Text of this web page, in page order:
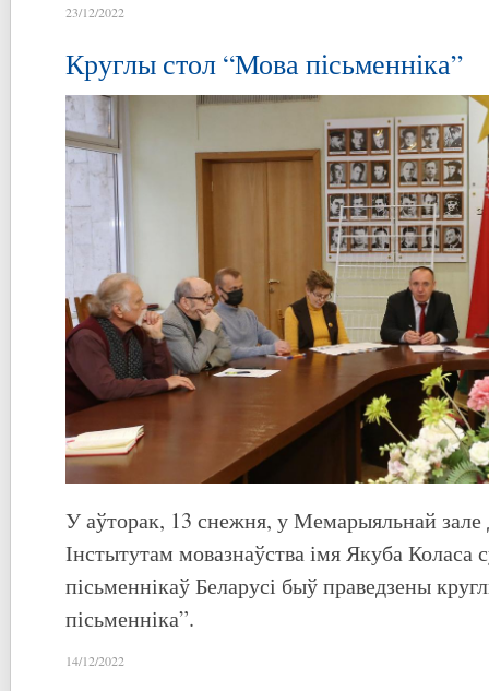
23/12/2022
Круглы стол “Мова пісьменніка”
У аўторак, 13 снежня, у Мемарыяльнай зале
Інстытутам мовазнаўства імя Якуба Коласа
пісьменнікаў Беларусі быў праведзены
пісьменніка”.
14/12/2022